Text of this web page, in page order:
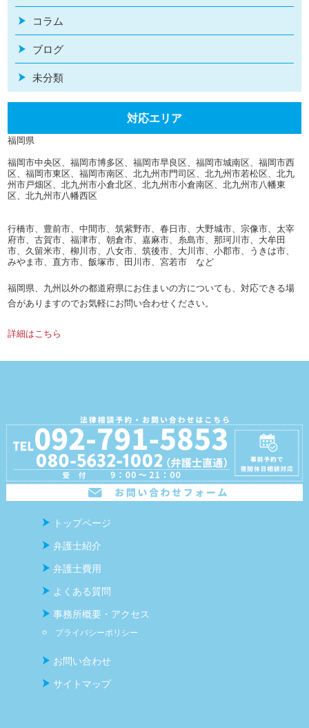
コラム
ブログ
未分類
対応エリア
福岡県
福岡市中央区、福岡市博多区、福岡市早良区、福岡市城南区、福岡市西
区、福岡市東区、福岡市南区、北九州市門司区、北九州市若松区、北九
州市戸畑区、北九州市小倉北区、北九州市小倉南区、北九州市八幡東
区、北九州市八幡西区
行橋市、豊前市、中間市、筑紫野市、春日市、大野城市、宗像市、太宰
府市、古賀市、福津市、朝倉市、嘉麻市、糸島市、那珂川市、大牟田
市、久留米市、柳川市、八女市、筑後市、大川市、小郡市、うきは市、
みやま市、直方市、飯塚市、田川市、宮若市 など
福岡県、九州以外の都道府県にお住まいの方についても、対応できる場
合がありますのでお気軽にお問い合わせください。
詳細はこちら
トップページ
弁護士紹介
弁護士費用
よくある質問
事務所概要・アクセス
プライバシーポリシー
お問い合わせ
サイトマップ